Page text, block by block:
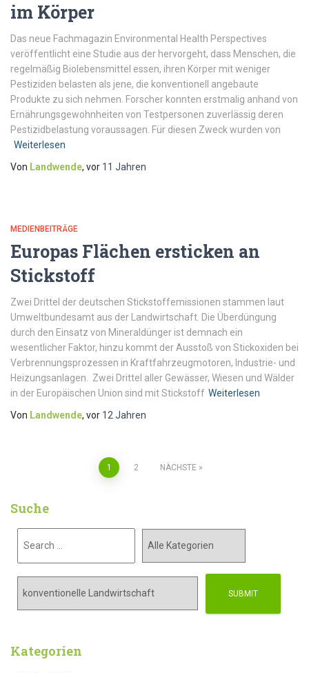
im Körper
Das neue Fachmagazin Environmental Health Perspectives
veröffentlicht eine Studie aus der hervorgeht, dass Menschen, die
regelmäßig Biolebensmittel essen, ihren Körper mit weniger
Pestiziden belasten als jene, die konventionell angebaute
Produkte zu sich nehmen. Forscher konnten erstmalig anhand von
Ernährungsgewohnheiten von Testpersonen zuverlässig deren
Pestizidbelastung voraussagen. Für diesen Zweck wurden von
Weiterlesen
Von Landwende, vor 11 Jahren
MEDIENBEITRÄGE
Europas Flächen ersticken an
Stickstoff
Zwei Drittel der deutschen Stickstoffemissionen stammen laut
Umweltbundesamt aus der Landwirtschaft. Die Überdüngung
durch den Einsatz von Mineraldünger ist demnach ein
wesentlicher Faktor, hinzu kommt der Ausstoß von Stickoxiden bei
Verbrennungsprozessen in Kraftfahrzeugmotoren, Industrie- und
Heizungsanlagen. Zwei Drittel aller Gewässer, Wiesen und Wälder
in der Europäischen Union sind mit Stickstoff Weiterlesen
Von Landwende, vor 12 Jahren
1 2 NÄCHSTE
Suche
Kategorien